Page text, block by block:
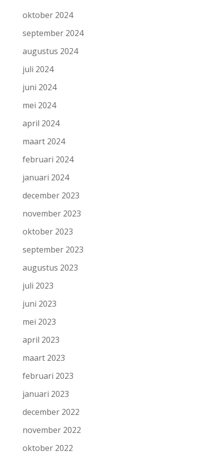
oktober 2024
september 2024
augustus 2024
juli 2024
juni 2024
mei 2024
april 2024
maart 2024
februari 2024
januari 2024
december 2023
november 2023
oktober 2023
september 2023
augustus 2023
juli 2023
juni 2023
mei 2023
april 2023
maart 2023
februari 2023
januari 2023
december 2022
november 2022
oktober 2022